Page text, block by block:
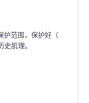
范围，保护好（
肌理。